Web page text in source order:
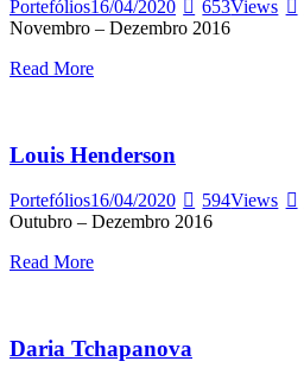
Portefólios16/04/2020 653Views
Novembro – Dezembro 2016
Read More
Louis Henderson
Portefólios16/04/2020 594Views
Outubro – Dezembro 2016
Read More
Daria Tchapanova